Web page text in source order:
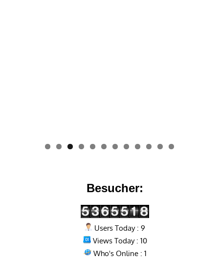
0 1 2
Besucher:
Users Today : 9
Views Today : 10
Who's Online : 1